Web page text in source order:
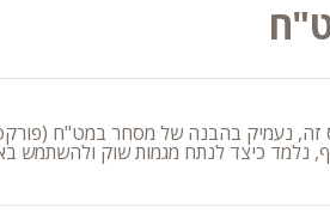
נעמיק בהבנה של מסחר במט"ח
נלמד כיצד לנתח מגמות שוק ולהשתמש